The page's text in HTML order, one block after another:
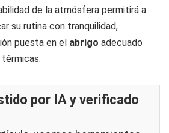
de la atmósfera permitirá a
su rutina con tranquilidad,
puesta en el abrigo adecuado
por IA y verificado